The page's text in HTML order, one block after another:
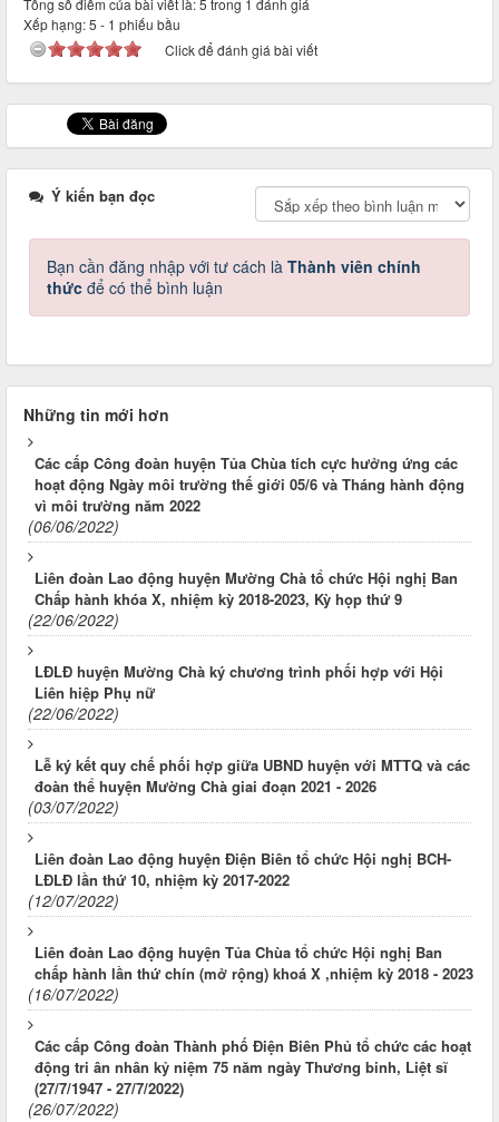
Tổng số điểm của bài viết là: 5 trong 1 đánh giá
Xếp hạng:5 - 1 phiếu bầu
Click để đánh giá bài viết
Ý kiến bạn đọc
Bạn cần đăng nhập với tư cách là Thành viên chính
thức để có thể bình luận
Những tin mới hơn
Các cấp Công đoàn huyện Tủa Chùa tích cực hưởng ứng các
hoạt động Ngày môi trường thế giới 05/6 và Tháng hành động
vì môi trường năm 2022
(06/06/2022)
Liên đoàn Lao động huyện Mường Chà tổ chức Hội nghị Ban
Chấp hành khóa X, nhiệm kỳ 2018-2023, Kỳ họp thứ 9
(22/06/2022)
LĐLĐ huyện Mường Chà ký chương trình phối hợp với Hội
Liên hiệp Phụ nữ
(22/06/2022)
Lễ ký kết quy chế phối hợp giữa UBND huyện với MTTQ và các
đoàn thể huyện Mường Chà giai đoạn 2021 - 2026
(03/07/2022)
Liên đoàn Lao động huyện Điện Biên tổ chức Hội nghị BCH-
LĐLĐ lần thứ 10, nhiệm kỳ 2017-2022
(12/07/2022)
Liên đoàn Lao động huyện Tủa Chùa tổ chức Hội nghị Ban
chấp hành lần thứ chín (mở rộng) khoá X ,nhiệm kỳ 2018 - 2023
(16/07/2022)
Các cấp Công đoàn Thành phố Điện Biên Phủ tổ chức các hoạt
động tri ân nhân kỷ niệm 75 năm ngày Thương binh, Liệt sĩ
(27/7/1947 - 27/7/2022)
(26/07/2022)